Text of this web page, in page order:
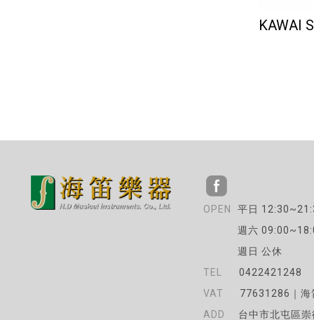
KAWAI
平日
週六
週日 公休
0422421248
77631286｜海
台中市北屯區